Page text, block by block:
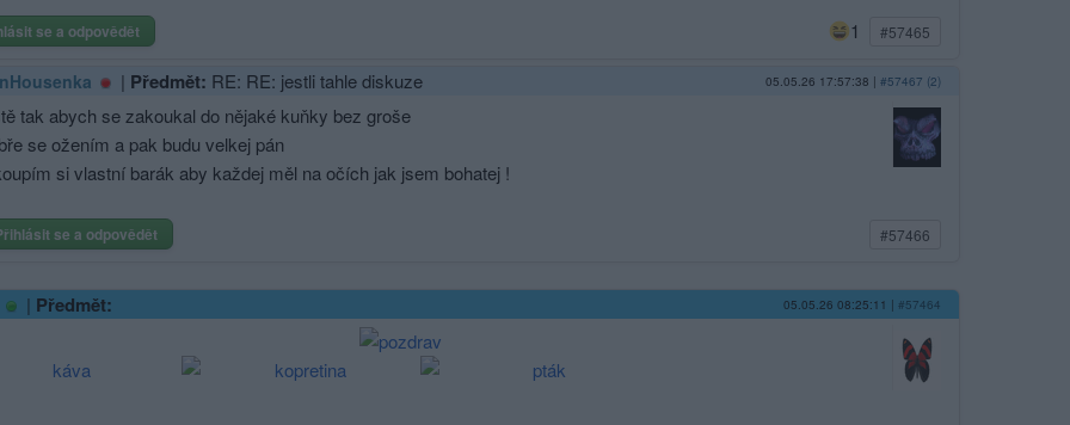
se a odpovědět 1 #57465
| Předmět: RE: RE: jestli tahle diskuze 05.05.26 17:57:38 | #57467 (2)
tak abych se zakoukal do nějaké kuňky bez groše
se ožením a pak budu velkej pán
si vlastní barák aby každej měl na očích jak jsem bohatej !
se a odpovědět #57466
| Předmět: 05.05.26 08:25:11 | #57464